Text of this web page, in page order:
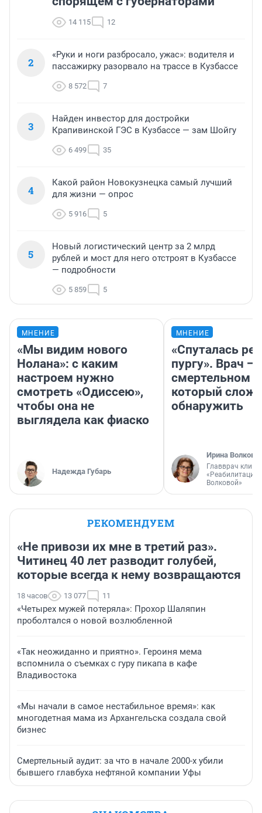
14 115 12
2
«Руки и ноги разбросало, ужас»: водителя и
пассажирку разорвало на трассе в Кузбассе
8 572 7
3
Найден инвестор для достройки
Крапивинской ГЭС в Кузбассе — зам Шойгу
6 499 35
4
Какой район Новокузнецка самый лучший
для жизни — опрос
5 916 5
5
Новый логистический центр за 2 млрд
рублей и мост для него отстроят в Кузбассе
— подробности
5 859 5
МНЕНИЕ
«Мы видим нового
Нолана»: с каким
настроем нужно
смотреть «Одиссею»,
чтобы она не
выглядела как фиаско
Надежда Губарь
МНЕНИЕ
«Спуталась
пургу». Врач —
смертельном
который
обнаружить
Ирина Волкова
Главврач
«Реабилитация
Волковой»
РЕКОМЕНДУЕМ
«Не привози их мне в третий раз».
Читинец 40 лет разводит голубей,
которые всегда к нему возвращаются
18 часов 13 077 11
«Четырех мужей потеряла»: Прохор Шаляпин
проболтался о новой возлюбленной
«Так неожиданно и приятно». Героиня мема
вспомнила о съемках с гуру пикапа в кафе
Владивостока
«Мы начали в самое нестабильное время»: как
многодетная мама из Архангельска создала свой
бизнес
Смертельный аудит: за что в начале 2000-х убили
бывшего главбуха нефтяной компании Уфы